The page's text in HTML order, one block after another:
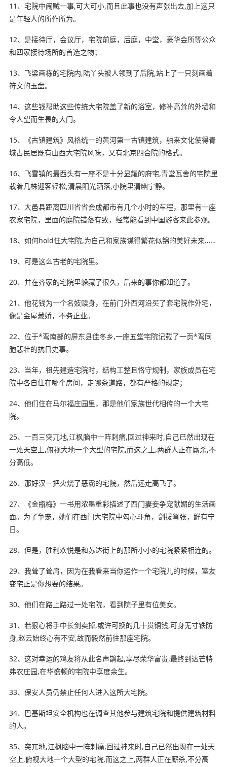
11、宅院中闹贼一事,可大可小,而且此事也没有声张出去,加上这只
是年轻人的所作所为。
12、是接待厅，会议厅，宅院前庭，后庭，中堂，豪华会所等公众
和四家接待场所的首选之物；
13、飞梁画栋的宅院内,陆丫头被人领到了后院,站上了一只刻画着
符文的玉盘。
14、这些钱帮助这些传统大宅院盖了新的浴室，修补高耸的外墙和
令人望而生畏的大门。
15、《古镇建筑》风格统一的黄河第一古镇建筑，舶来文化使得青
城古民居既有山西大宅院风味，又有北京四合院的格式。
16、飞雪镇的最西头有一座不是十分显耀的府宅,青堂瓦舍的宅院里
栽着几株迎客轻松,清晨阳光洒落,小院里清幽宁静。
17、大邑县距离四川省省会成都市有几个小时的车程，那里有一座
农家宅院，里面的庭院错落有致，经常能看到中国游客来此参观。
18、如何hold住大宅院,为自己和家族谋得繁花似锦的美好未来……
19、可是这么古老的宅院里。
20、并在齐家的宅院里躲藏了很久，后来的事你都知道了。
21、他花钱为一个名妓赎身，在前门外西河沿买了套宅院作外宅，
像是金屋藏娇，不务正业。
22、位于*弯南部的屏东县佳冬乡,一座五堂宅院记载了一页*弯同
胞悲壮的抗日史事。
23、当年，祖先建造宅院时，结构工整且恪守规制，家族成员在宅
院中各自住在哪个房间，走哪条道路，都有严格的规定；
24、他们住在马尔福庄园里，那是他们家族世代相传的一个大宅
院。
25、一百三突兀地,江枫脑中一阵刺痛,回过神来时,自己已然出现在
一处天空上,俯视大地一个大型的宅院,而这之上,两群人正在厮杀,不
分高低。
26、那好汉一把火烧了恶霸的宅院，然后远走高飞了。
27、《金瓶梅》一书用浓墨重彩描述了西门妻妾争宠献媚的生活画
面。为了争宠，她们在西门大宅院中勾心斗角，剑拔弩张，鲜有宁
日。
28、但是，胜利欢悦是和苏达街上的那所小小的宅院紧紧相连的。
29、我耸了耸肩，因为在我看来当你运作一个宅院儿的时候，室友
变宅正是你想要的结果。
30、他们在路上路过一处宅院，看到院子里有位美女。
31、若狠心将手中长剑卖掉,或许可换的几十贯铜钱,可身无寸铁防
身,赵云始终心有不安,故而毅然前往那座宅院。
32、这对幸运的鸡友将从此名声鹊起,享尽荣华富贵,最终到达芒特
弗农庄园,在华盛顿的宅院中享度余生。
33、保安人员仍禁止任何人进入这所大宅院。
34、巴基斯坦安全机构也在调查其他参与建筑宅院和提供建筑材料
的人。
35、突兀地,江枫脑中一阵刺痛,回过神来时,自己已然出现在一处天
空上,俯视大地一个大型的宅院,而这之上,两群人正在厮杀,不分高